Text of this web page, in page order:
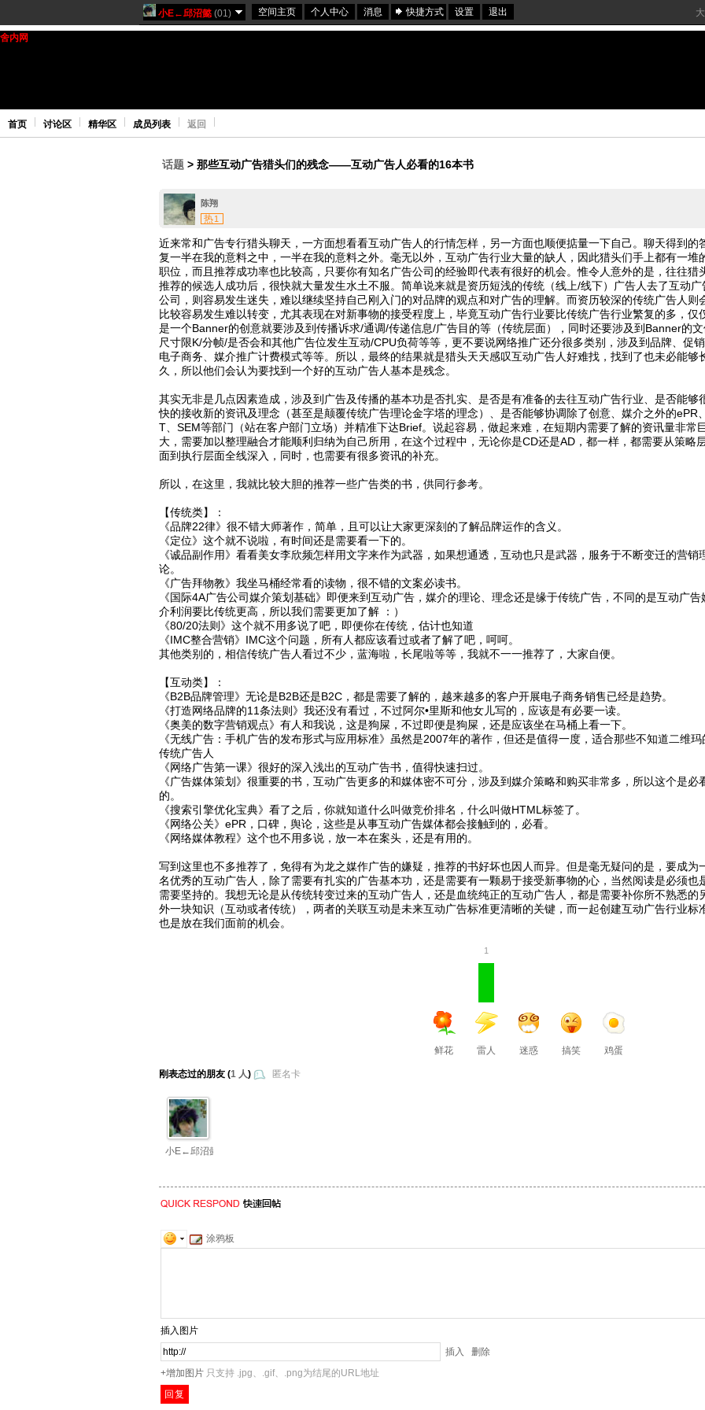
小E←邱沼懿 (01) 空间主页 个人中心 消息 快捷方式 设置 退出
舍内网
首页 讨论区 精华区 成员列表 返回
话题> 那些互动广告猎头们的残念——互动广告人必看的16本书
陈翔
热 1
近来常和广告专行猎头聊天，一方面想看看互动广告人的行情怎样，另一方面也顺便掂量一下自己。聊天得到的
复一半在我的意料之中，一半在我的意料之外。毫无以外，互动广告行业大量的缺人，因此猎头们手上都有一堆
职位，而且推荐成功率也比较高，只要你有知名广告公司的经验即代表有很好的机会。惟令人意外的是，往往猎
推荐的候选人成功后，很快就大量发生水土不服。简单说来就是资历短浅的传统（线上/线下）广告人去了互动广
公司，则容易发生迷失，难以继续坚持自己刚入门的对品牌的观点和对广告的理解。而资历较深的传统广告人则
比较容易发生难以转变，尤其表现在对新事物的接受程度上，毕竟互动广告行业要比传统广告行业繁复的多，仅
是一个Banner的创意就要涉及到传播诉求/通调/传递信息/广告目的等（传统层面），同时还要涉及到Banner的
尺寸限K/分帧/是否会和其他广告位发生互动/CPU负荷等等，更不要说网络推广还分很多类别，涉及到品牌、促销
电子商务、媒介推广计费模式等等。所以，最终的结果就是猎头天天感叹互动广告人好难找，找到了也未必能够
久，所以他们会认为要找到一个好的互动广告人基本是残念。
其实无非是几点因素造成，涉及到广告及传播的基本功是否扎实、是否是有准备的去往互动广告行业、是否能够
快的接收新的资讯及理念（甚至是颠覆传统广告理论金字塔的理念）、是否能够协调除了创意、媒介之外的ePR
T、SEM等部门（站在客户部门立场）并精准下达Brief。说起容易，做起来难，在短期内需要了解的资讯量非常
大，需要加以整理融合才能顺利归纳为自己所用，在这个过程中，无论你是CD还是AD，都一样，都需要从策略
面到执行层面全线深入，同时，也需要有很多资讯的补充。
所以，在这里，我就比较大胆的推荐一些广告类的书，供同行参考。
【传统类】：
《品牌22律》很不错大师著作，简单，且可以让大家更深刻的了解品牌运作的含义。
《定位》这个就不说啦，有时间还是需要看一下的。
《诚品副作用》看看美女李欣频怎样用文字来作为武器，如果想通透，互动也只是武器，服务于不断变迁的营销
论。
《广告拜物教》我坐马桶经常看的读物，很不错的文案必读书。
《国际4A广告公司媒介策划基础》即便来到互动广告，媒介的理论、理念还是缘于传统广告，不同的是互动广告
介利润要比传统更高，所以我们需要更加了解 ：）
《80/20法则》这个就不用多说了吧，即便你在传统，估计也知道
《IMC整合营销》IMC这个问题，所有人都应该看过或者了解了吧，呵呵。
其他类别的，相信传统广告人看过不少，蓝海啦，长尾啦等等，我就不一一推荐了，大家自便。
【互动类】：
《B2B品牌管理》无论是B2B还是B2C，都是需要了解的，越来越多的客户开展电子商务销售已经是趋势。
《打造网络品牌的11条法则》我还没有看过，不过阿尔•里斯和他女儿写的，应该是有必要一读。
《奥美的数字营销观点》有人和我说，这是狗屎，不过即便是狗屎，还是应该坐在马桶上看一下。
《无线广告：手机广告的发布形式与应用标准》虽然是2007年的著作，但还是值得一度，适合那些不知道二维玛
传统广告人
《网络广告第一课》很好的深入浅出的互动广告书，值得快速扫过。
《广告媒体策划》很重要的书，互动广告更多的和媒体密不可分，涉及到媒介策略和购买非常多，所以这个是必
的。
《搜索引擎优化宝典》看了之后，你就知道什么叫做竞价排名，什么叫做HTML标签了。
《网络公关》ePR，口碑，舆论，这些是从事互动广告媒体都会接触到的，必看。
《网络媒体教程》这个也不用多说，放一本在案头，还是有用的。
写到这里也不多推荐了，免得有为龙之媒作广告的嫌疑，推荐的书好坏也因人而异。但是毫无疑问的是，要成为
名优秀的互动广告人，除了需要有扎实的广告基本功，还是需要有一颗易于接受新事物的心，当然阅读是必须也
需要坚持的。我想无论是从传统转变过来的互动广告人，还是血统纯正的互动广告人，都是需要补你所不熟悉的
外一块知识（互动或者传统），两者的关联互动是未来互动广告标准更清晰的关键，而一起创建互动广告行业标
也是放在我们面前的机会。
鲜花
1
雷人 迷惑 搞笑 鸡蛋
刚表态过的朋友 (1 人) 匿名卡
小E←邱沼懿
涂鸦板
插入图片
插入
删除
+增加图片 只支持 .jpg、.gif、.png为结尾的URL地址